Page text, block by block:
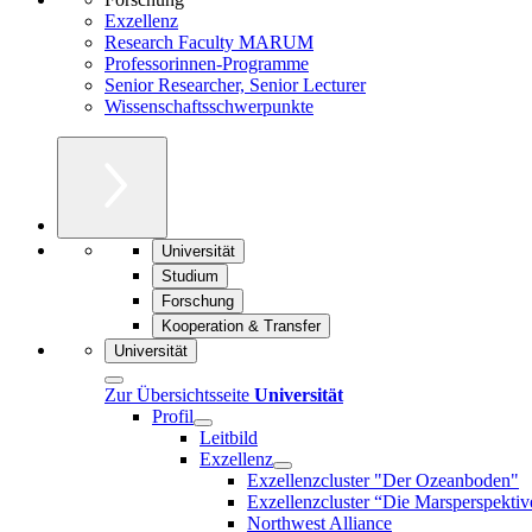
Exzellenz
Research Faculty MARUM
Professorinnen-Programme
Senior Researcher, Senior Lecturer
Wissenschaftsschwerpunkte
Universität
Studium
Forschung
Kooperation & Transfer
Universität
Zur Übersichtsseite Universität
Profil
Leitbild
Exzellenz
Exzellenzcluster "Der Ozeanboden"
Exzellenzcluster “Die
Northwest Alliance